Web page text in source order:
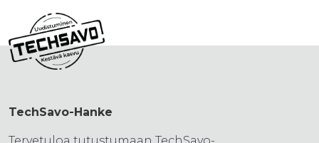
TechSavo-Hanke